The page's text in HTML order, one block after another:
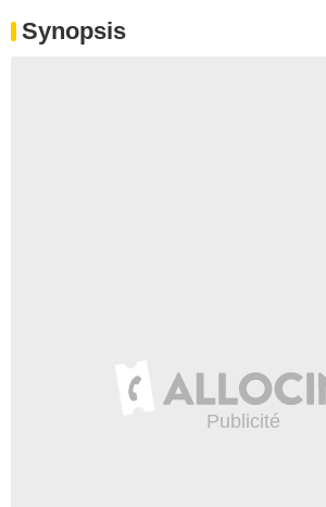
Synopsis